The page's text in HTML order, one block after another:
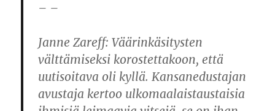
– –
Janne Zareff: Väärinkäsitysten
välttämiseksi korostettakoon, että
uutisoitava oli kyllä. Kansanedustajan
avustaja kertoo ulkomaalaistaustaisia